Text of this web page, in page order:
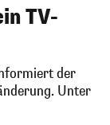
TV-
der
Unter